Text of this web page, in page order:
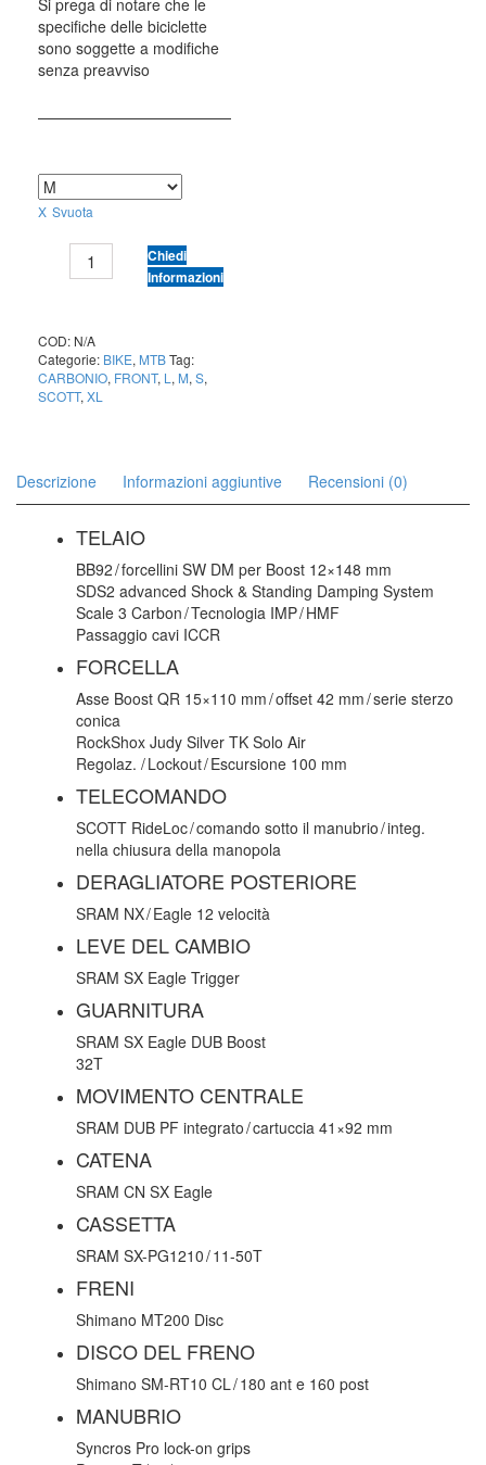
Si prega di notare che le
specifiche delle biciclette
sono soggette a modifiche
senza preavviso
Svuota
SCOTT
SCALE
BLACK
quantità
Chiedi
Informazioni
COD: N/A
Categorie: BIKE, MTBTag:
CARBONIO, FRONT, L , M, S,
SCOTT, XL
Descrizione Informazioni aggiuntive Recensioni (0)
TELAIO
BB92 / forcellini SW DM per Boost 12×148 mm
SDS2 advanced Shock & Standing Damping System
Scale 3 Carbon / Tecnologia IMP / HMF
Passaggio cavi ICCR
FORCELLA
Asse Boost QR 15×110 mm / offset 42 mm / serie sterzo
conica
RockShox Judy Silver TK Solo Air
Regolaz. / Lockout / Escursione 100 mm
TELECOMANDO
SCOTT RideLoc / comando sotto il manubrio / integ.
nella chiusura della manopola
DERAGLIATORE POSTERIORE
SRAM NX / Eagle 12 velocità
LEVE DEL CAMBIO
SRAM SX Eagle Trigger
GUARNITURA
SRAM SX Eagle DUB Boost
32T
MOVIMENTO CENTRALE
SRAM DUB PF integrato / cartuccia 41×92 mm
CATENA
SRAM CN SX Eagle
CASSETTA
SRAM SX-PG1210 / 11-50T
FRENI
Shimano MT200 Disc
DISCO DEL FRENO
Shimano SM-RT10 CL / 180 ant e 160 post
MANUBRIO
Syncros Pro lock-on grips